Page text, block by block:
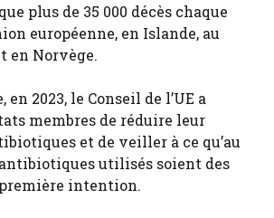
plus de 35 000 décès chaque
européenne, en Islande, au
en Norvège.
en 2023, le Conseil de l’UE a
membres de réduire leur
et de veiller à ce qu’au
antibiotiques utilisés soient des
intention.